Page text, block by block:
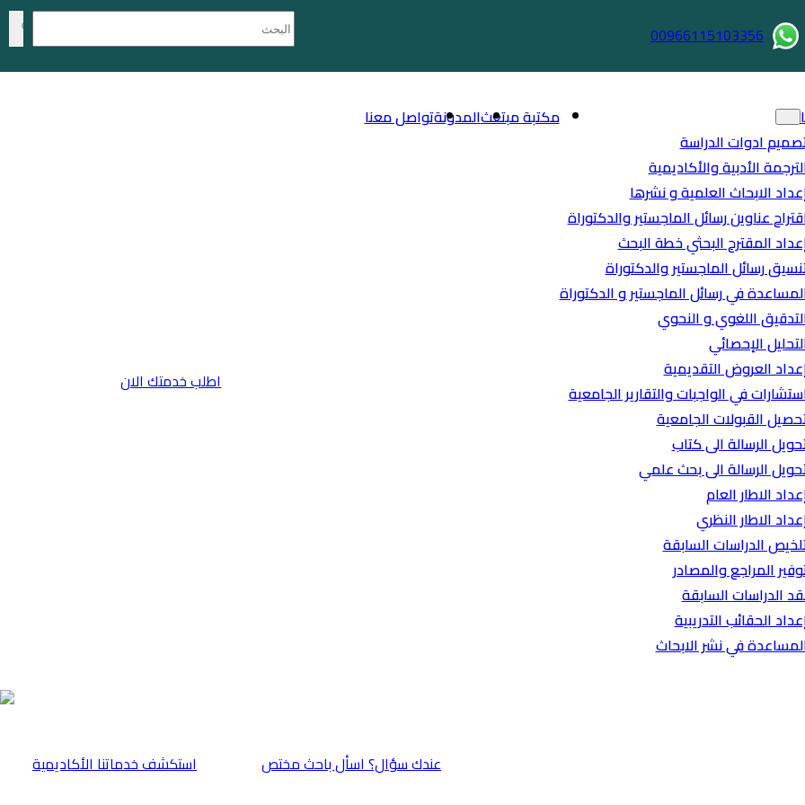
00966115103356
ادوات الدراسة
الأدبية والأكاديمية
الابحاث العلمية و نشرها
عناوين رسائل الماجستير والدكتوراة
المقترح البحثي خطة البحث
رسائل الماجستير والدكتوراة
في رسائل الماجستير و الدكتوراة
اللغوي و النحوي
الإحصائي
العروض التقديمية
في الواجبات والتقارير الجامعية
القبولات الجامعية
الرسالة الى كتاب
الرسالة الى بحث علمي
الاطار العام
الاطار النظري
الدراسات السابقة
المراجع والمصادر
الدراسات السابقة
الحقائب التدريبية
في نشر الابحاث
مكتبة مبتعثالمدونةتواصل معنا
اطلب خدمتك الان
⁠استكشف خدماتنا الأكاديمية عندك سؤال؟ اسأل باحث مختص